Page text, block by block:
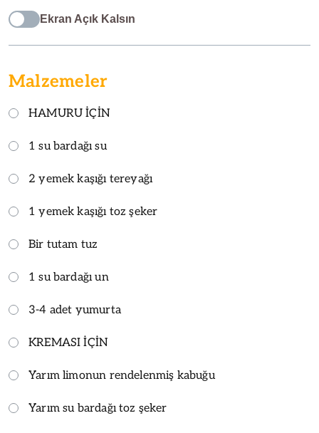
Ekran Açık Kalsın
Malzemeler
HAMURU İÇİN
1 su bardağı su
2 yemek kaşığı tereyağı
1 yemek kaşığı toz şeker
Bir tutam tuz
1 su bardağı un
3-4 adet yumurta
KREMASI İÇİN
Yarım limonun rendelenmiş kabuğu
Yarım su bardağı toz şeker